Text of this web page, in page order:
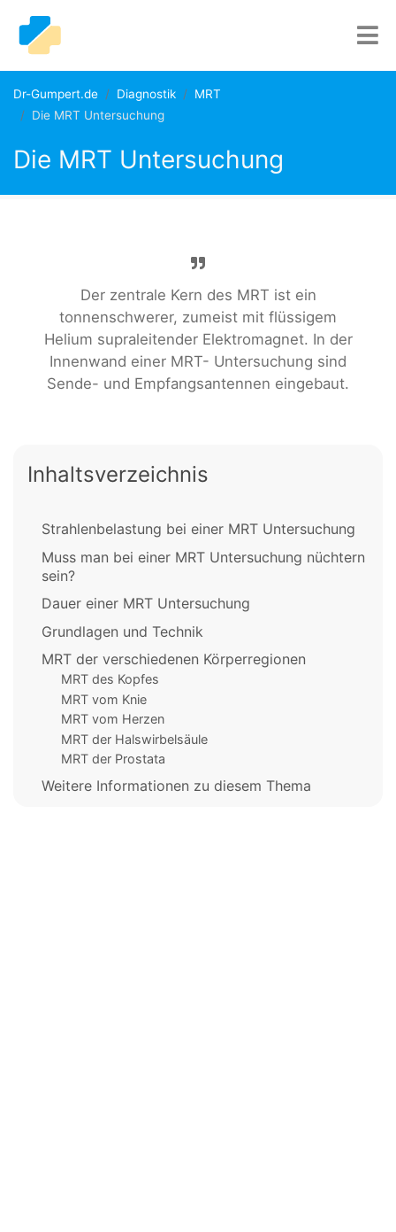
Dr-Gumpert.de Diagnostik
MRT
Die MRT Untersuchung
Die MRT Untersuchung
Der zentrale Kern des MRT ist ein
tonnenschwerer, zumeist mit flüssigem
Helium supraleitender Elektromagnet. In der
Innenwand einer MRT- Untersuchung sind
Sende- und Empfangsantennen eingebaut.
Inhaltsverzeichnis
Strahlenbelastung bei einer MRT Untersuchung
Muss man bei einer MRT Untersuchung nüchtern
sein?
Dauer einer MRT Untersuchung
Grundlagen und Technik
MRT der verschiedenen Körperregionen
MRT des Kopfes
MRT vom Knie
MRT vom Herzen
MRT der Halswirbelsäule
MRT der Prostata
Weitere Informationen zu diesem Thema